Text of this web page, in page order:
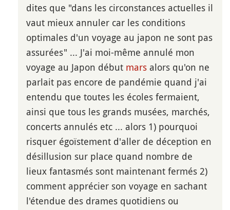
dites que "dans les circonstances actuelles il
vaut mieux annuler car les conditions
optimales d'un voyage au japon ne sont pas
assurées" ... J'ai moi-même annulé mon
voyage au Japon début mars alors qu'on ne
parlait pas encore de pandémie quand j'ai
entendu que toutes les écoles fermaient,
ainsi que tous les grands musées, marchés,
concerts annulés etc ... alors 1) pourquoi
risquer égoïstement d'aller de déception en
désillusion sur place quand nombre de
lieux fantasmés sont maintenant fermés 2)
comment apprécier son voyage en sachant
l'étendue des drames quotidiens ou